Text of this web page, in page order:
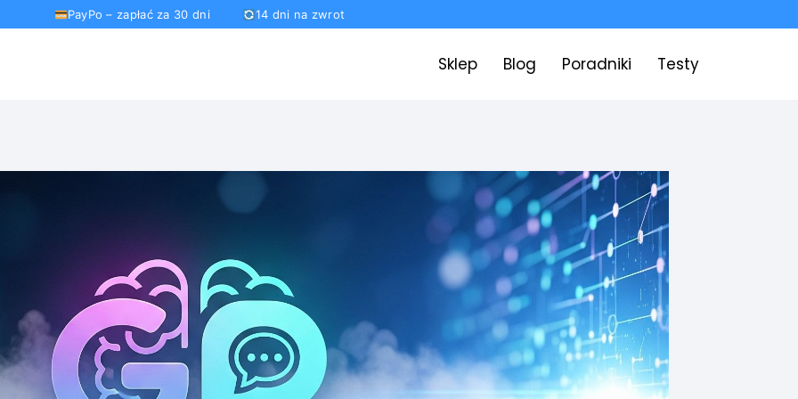
PayPo – zapłać za 30 dni 14 dni na zwrot
Sklep Blog Poradniki Testy